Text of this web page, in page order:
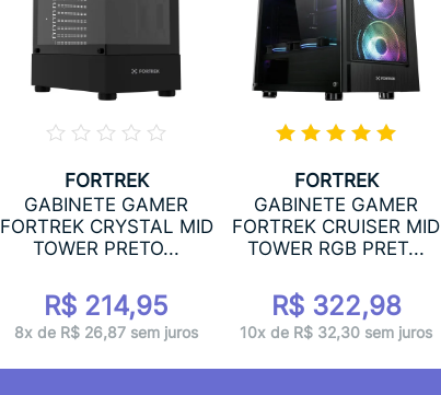
FORTREK
GABINETE GAMER
FORTREK CRYSTAL MID
TOWER PRETO...
R$ 214,95
8x de R$ 26,87 sem juros
FORTREK
GABINETE GAMER
FORTREK CRUISER MID
TOWER RGB PRET...
R$ 322,98
10x de R$ 32,30 sem juros